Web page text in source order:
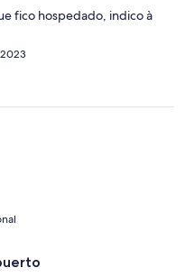
fico hospedado, indico à